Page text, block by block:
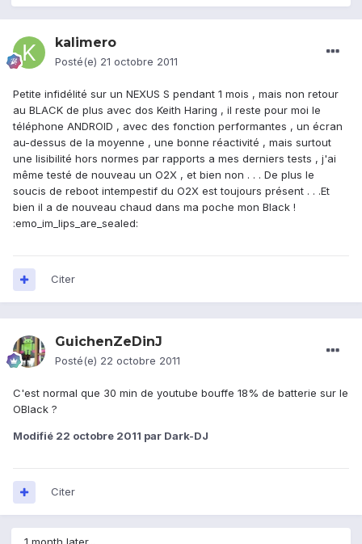
kalimero
Posté(e) 21 octobre 2011
Petite infidélité sur un NEXUS S pendant 1 mois , mais non retour
au BLACK de plus avec dos Keith Haring , il reste pour moi le
téléphone ANDROID , avec des fonction performantes , un écran
au-dessus de la moyenne , une bonne réactivité , mais surtout
une lisibilité hors normes par rapports a mes derniers tests , j'ai
même testé de nouveau un O2X , et bien non . . . De plus le
soucis de reboot intempestif du O2X est toujours présent . . .Et
bien il a de nouveau chaud dans ma poche mon Black !
:emo_im_lips_are_sealed:
Citer
GuichenZeDinJ
Posté(e) 22 octobre 2011
C'est normal que 30 min de youtube bouffe 18% de batterie sur le
OBlack ?
Modifié 22 octobre 2011 par Dark-DJ
Citer